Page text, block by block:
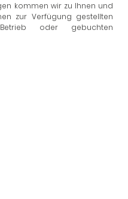
kommen wir zu Ihnen und
zur Verfügung gestellten
oder gebuchten